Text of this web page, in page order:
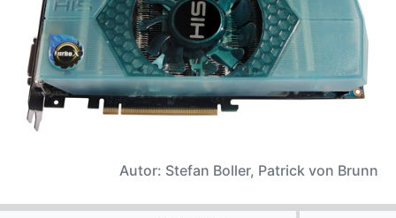
Autor: Stefan Boller, Patrick von Brunn